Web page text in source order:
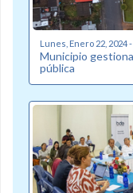
Lunes, Enero 22, 2024
Municipio
pública